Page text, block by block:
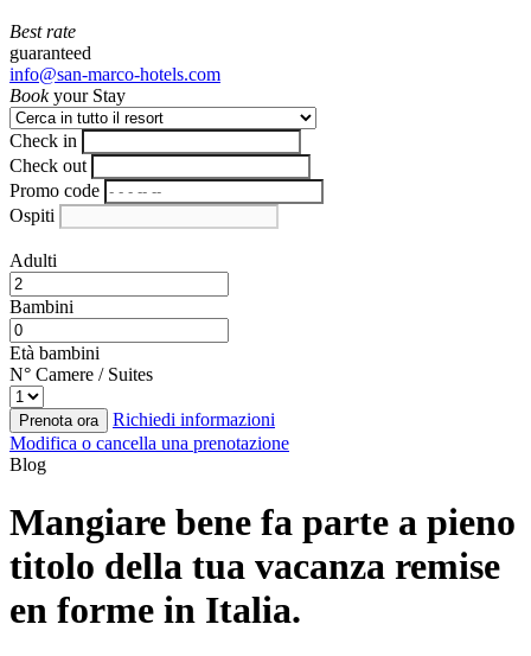
Best rate
guaranteed
info@san-marco-hotels.com
Bookyour Stay
Check in
Check out
Promo code
Ospiti
Adulti
Bambini
Età bambini
N° Camere / Suites
Prenota ora
Richiedi informazioni
Modifica o cancella una prenotazione
Blog
Mangiare bene fa parte a pieno
titolo della tua vacanza remise
en forme in Italia.